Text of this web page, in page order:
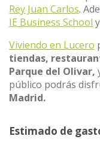
Rey Juan Carlos.
IE Business School y
Viviendo en Lucero
tiendas,
Parque del Olivar,
público podrás
Madrid.
Estimado de